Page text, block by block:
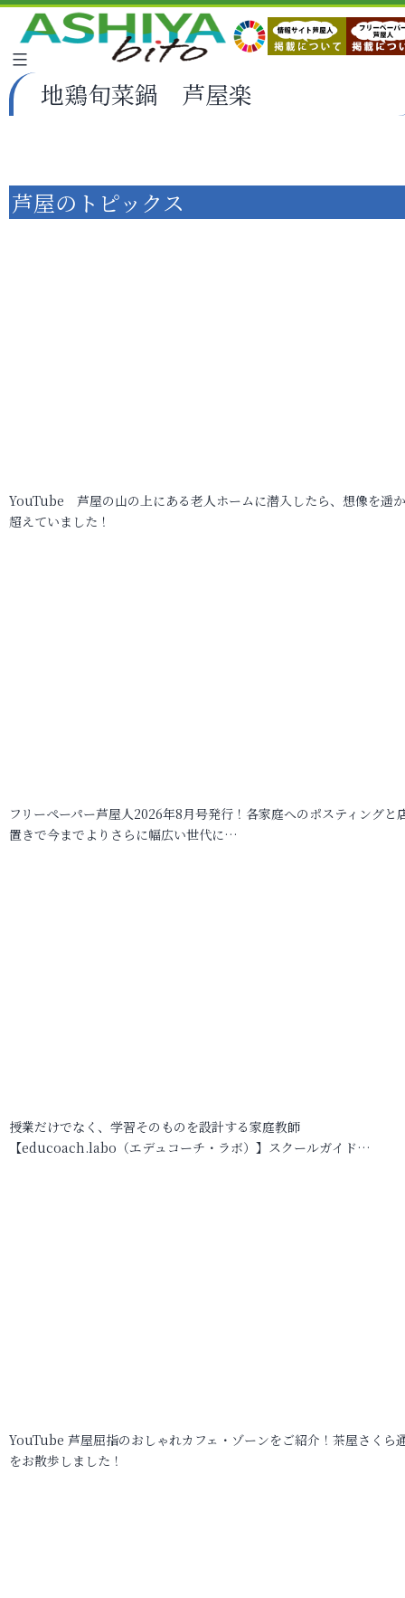
地鶏旬菜鍋 芦屋楽
芦屋のトピックス
YouTube 芦屋の山の上にある老人ホームに潜入したら、想像を遥
超えていました！
フリーペーパー芦屋人2026年8月号発行！各家庭へのポスティングと
置きで今までよりさらに幅広い世代に…
授業だけでなく、学習そのものを設計する家庭教師
【educoach.labo（エデュコーチ・ラボ）】スクールガイド…
YouTube 芦屋屈指のおしゃれカフェ・ゾーンをご紹介！茶屋さくら
をお散歩しました！